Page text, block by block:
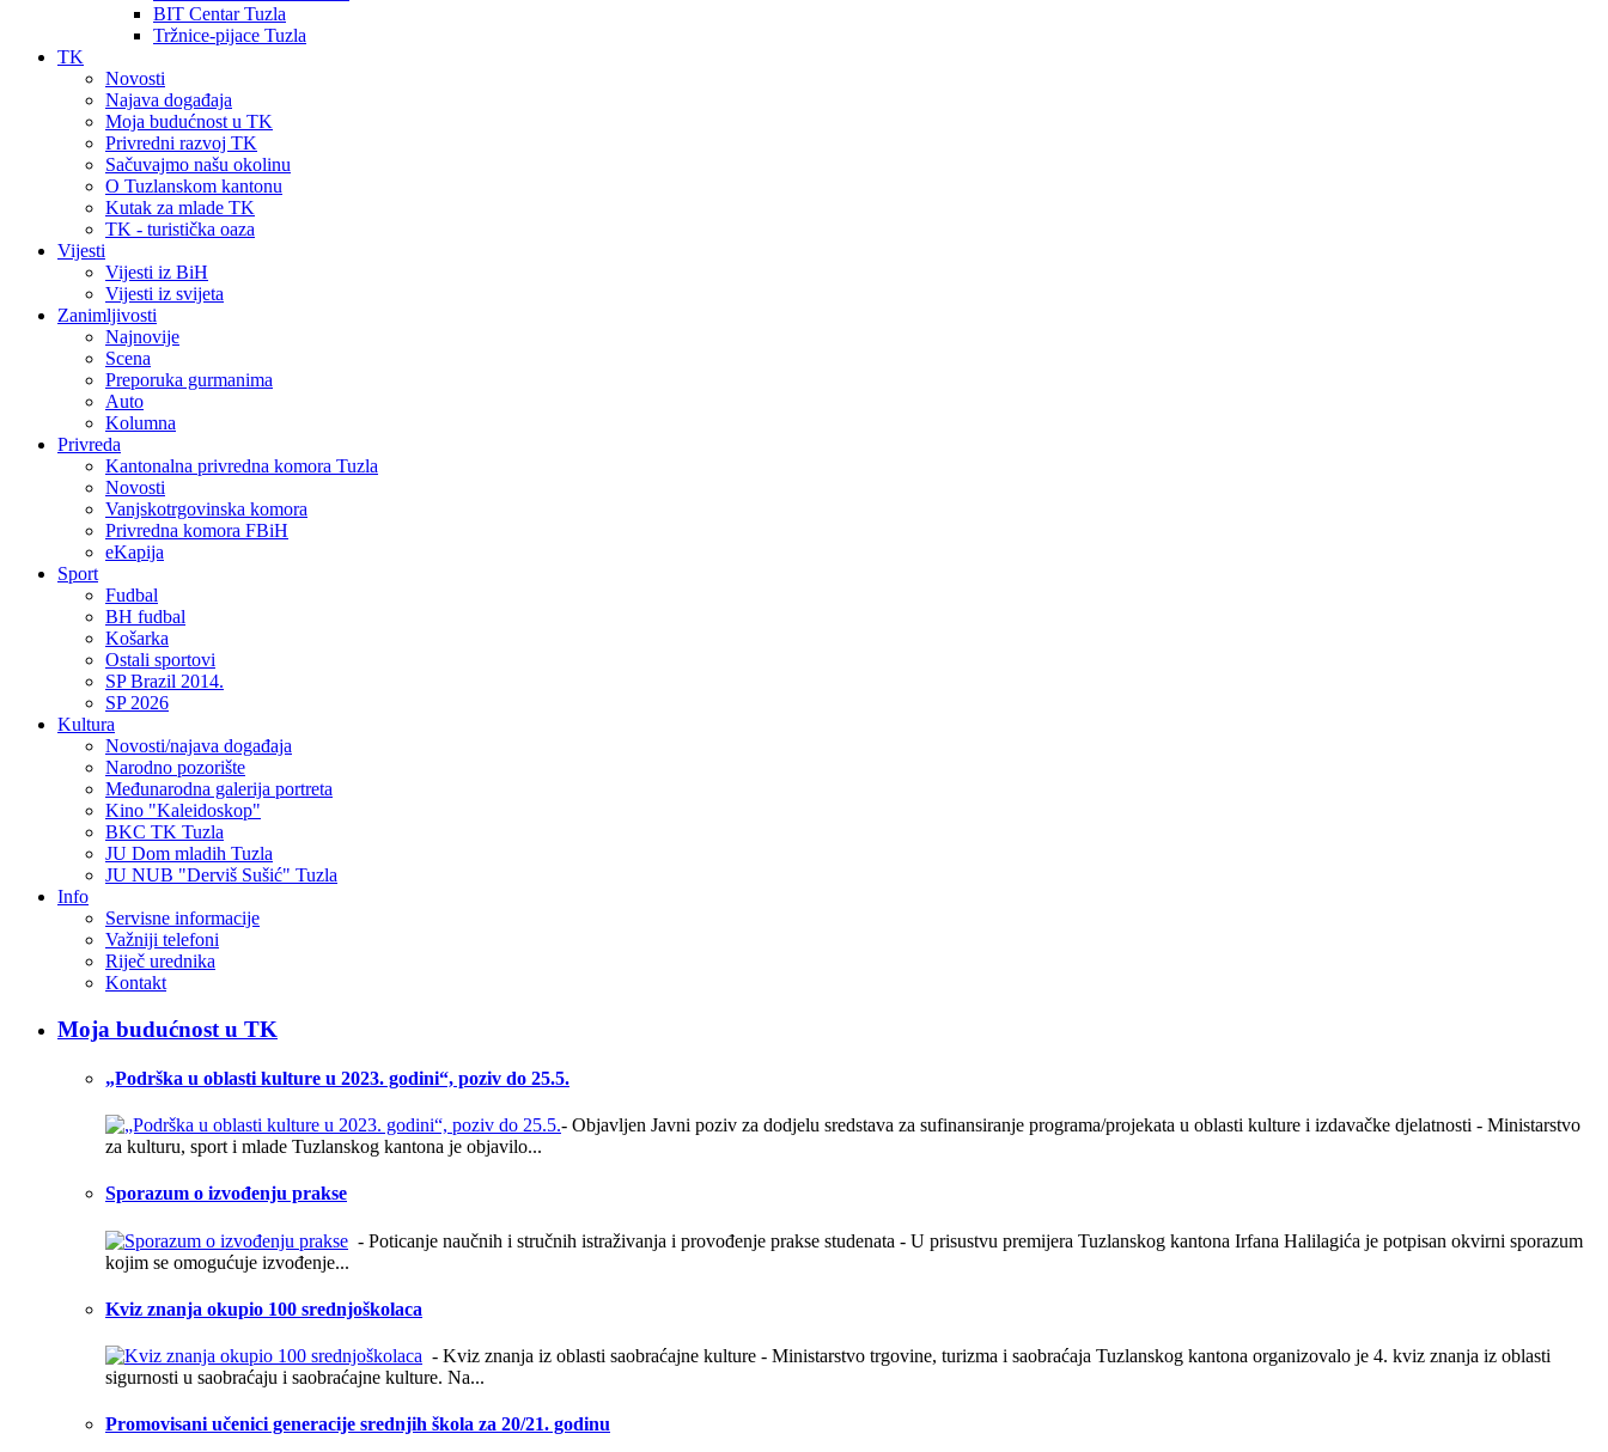
BIT Centar Tuzla
Tržnice-pijace Tuzla
TK
Novosti
Najava događaja
Moja budućnost u TK
Privredni razvoj TK
Sačuvajmo našu okolinu
O Tuzlanskom kantonu
Kutak za mlade TK
TK - turistička oaza
Vijesti
Vijesti iz BiH
Vijesti iz svijeta
Zanimljivosti
Najnovije
Scena
Preporuka gurmanima
Auto
Kolumna
Privreda
Kantonalna privredna komora Tuzla
Novosti
Vanjskotrgovinska komora
Privredna komora FBiH
eKapija
Sport
Fudbal
BH fudbal
Košarka
Ostali sportovi
SP Brazil 2014.
SP 2026
Kultura
Novosti/najava događaja
Narodno pozorište
Međunarodna galerija portreta
Kino "Kaleidoskop"
BKC TK Tuzla
JU Dom mladih Tuzla
JU NUB "Derviš Sušić" Tuzla
Info
Servisne informacije
Važniji telefoni
Riječ urednika
Kontakt
Moja budućnost u TK
„Podrška u oblasti kulture u 2023. godini“, poziv do 25.5.
- Objavljen Javni poziv za dodjelu sredstava za sufinansiranje programa/projekata u oblasti kulture i izdavačke djelatnosti - Ministarstvo
za kulturu, sport i mlade Tuzlanskog kantona je objavilo...
Sporazum o izvođenju prakse
- Poticanje naučnih i stručnih istraživanja i provođenje prakse studenata - U prisustvu premijera Tuzlanskog kantona Irfana Halilagića je potpisan okvirni sporazum
kojim se omogućuje izvođenje...
Kviz znanja okupio 100 srednjoškolaca
- Kviz znanja iz oblasti saobraćajne kulture - Ministarstvo trgovine, turizma i saobraćaja Tuzlanskog kantona organizovalo je 4. kviz znanja iz oblasti
sigurnosti u saobraćaju i saobraćajne kulture. Na...
Promovisani učenici generacije srednjih škola za 20/21. godinu